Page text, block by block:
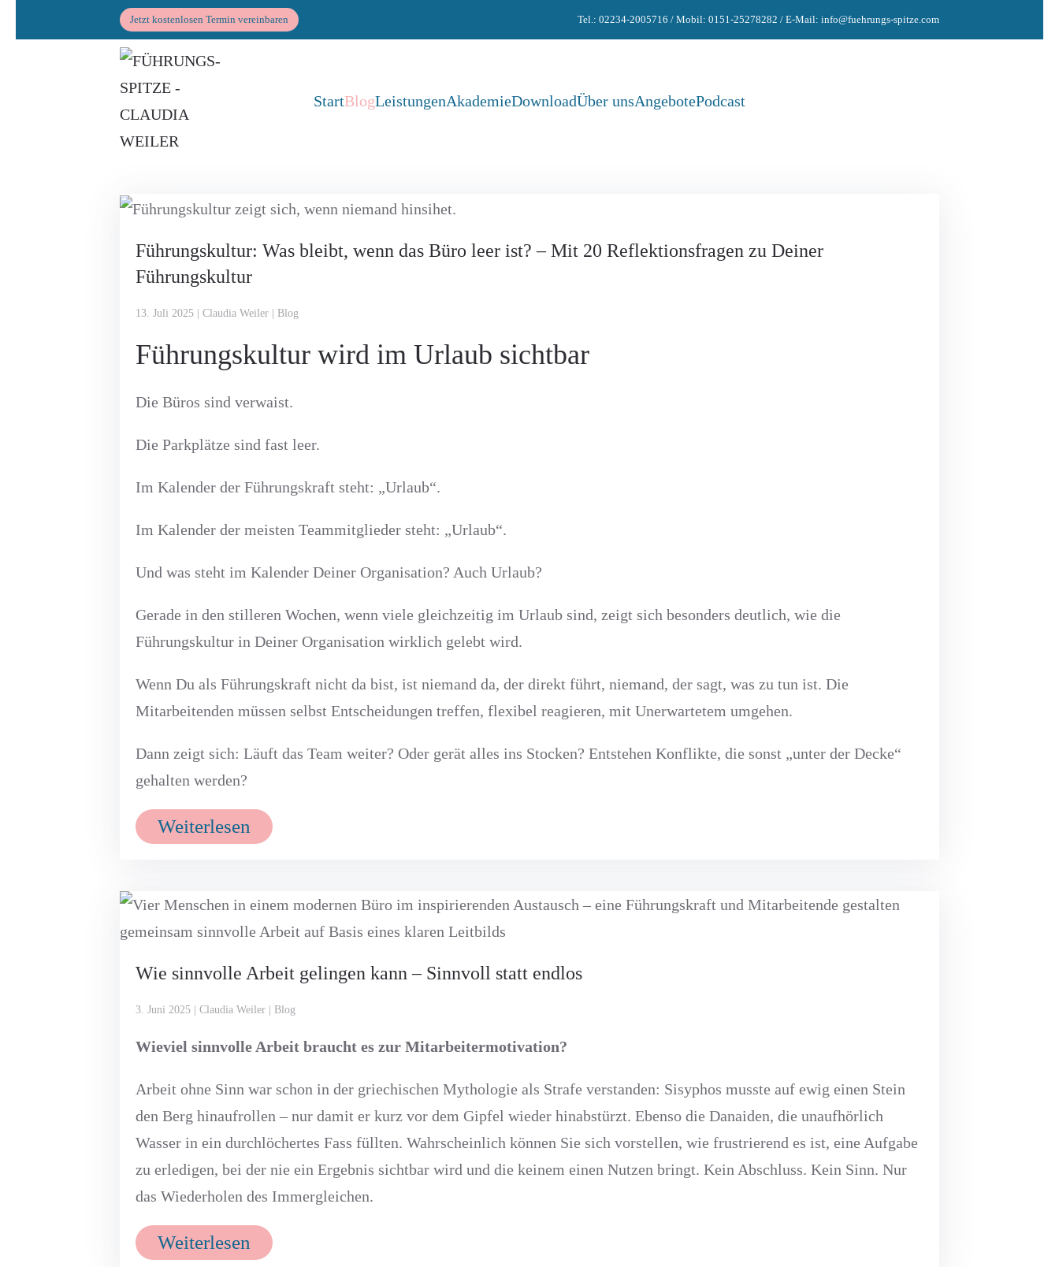
Zum Hauptinhalt springen
Jetzt kostenlosen Termin vereinbaren Tel.: 02234-2005716 / Mobil: 0151-25278282 / E-Mail: info@fuehrungs-spitze.com
StartBlogLeistungenAkademieDownloadÜber unsAngebotePodcast
Führungskultur: Was bleibt, wenn das Büro leer ist? – Mit 20 Reflektionsfragen zu Deiner
Führungskultur
13. Juli 2025 | Claudia Weiler | Blog
Führungskultur wird im Urlaub sichtbar
Die Büros sind verwaist.
Die Parkplätze sind fast leer.
Im Kalender der Führungskraft steht: „Urlaub“.
Im Kalender der meisten Teammitglieder steht: „Urlaub“.
Und was steht im Kalender Deiner Organisation? Auch Urlaub?
Gerade in den stilleren Wochen, wenn viele gleichzeitig im Urlaub sind, zeigt sich besonders deutlich, wie die
Führungskultur in Deiner Organisation wirklich gelebt wird.
Wenn Du als Führungskraft nicht da bist, ist niemand da, der direkt führt, niemand, der sagt, was zu tun ist. Die
Mitarbeitenden müssen selbst Entscheidungen treffen, flexibel reagieren, mit Unerwartetem umgehen.
Dann zeigt sich: Läuft das Team weiter? Oder gerät alles ins Stocken? Entstehen Konflikte, die sonst „unter der Decke“
gehalten werden?
Weiterlesen
Wie sinnvolle Arbeit gelingen kann – Sinnvoll statt endlos
3. Juni 2025 | Claudia Weiler | Blog
Wieviel sinnvolle Arbeit braucht es zur Mitarbeitermotivation?
Arbeit ohne Sinn war schon in der griechischen Mythologie als Strafe verstanden: Sisyphos musste auf ewig einen Stein
den Berg hinaufrollen – nur damit er kurz vor dem Gipfel wieder hinabstürzt. Ebenso die Danaiden, die unaufhörlich
Wasser in ein durchlöchertes Fass füllten. Wahrscheinlich können Sie sich vorstellen, wie frustrierend es ist, eine Aufgabe
zu erledigen, bei der nie ein Ergebnis sichtbar wird und die keinem einen Nutzen bringt. Kein Abschluss. Kein Sinn. Nur
das Wiederholen des Immergleichen.
Weiterlesen